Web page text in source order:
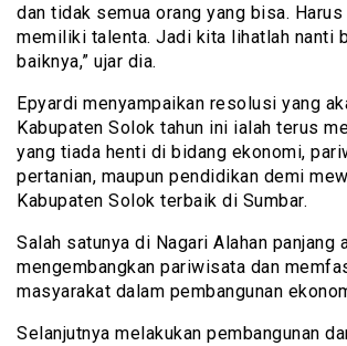
dan tidak semua orang yang bisa.
memiliki talenta. Jadi kita lihatlah nanti
baiknya,” ujar dia.
Epyardi menyampaikan resolusi yang
Kabupaten Solok tahun ini ialah terus
yang tiada henti di bidang ekonomi,
pertanian, maupun pendidikan demi
Kabupaten Solok terbaik di Sumbar.
Salah satunya di Nagari Alahan panjang
mengembangkan pariwisata dan
masyarakat dalam pembangunan
Selanjutnya melakukan pembangunan